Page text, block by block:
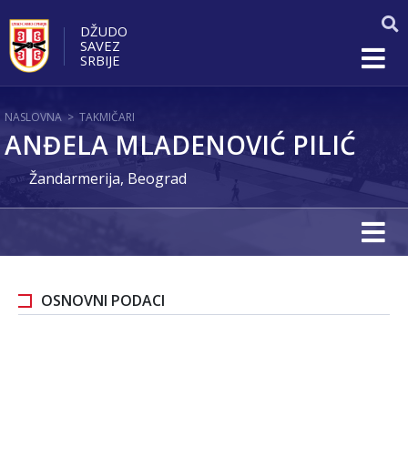
DŽUDO
SAVEZ
SRBIJE
NASLOVNA > TAKMIČARI
ANĐELA MLADENOVIĆ PILIĆ
Žandarmerija, Beograd
OSNOVNI PODACI